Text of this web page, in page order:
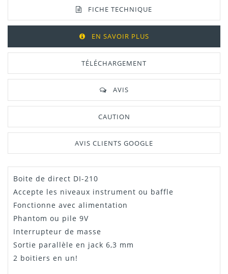
FICHE TECHNIQUE
EN SAVOIR PLUS
TÉLÉCHARGEMENT
AVIS
CAUTION
AVIS CLIENTS GOOGLE
Manuel /
Notice
Télécharger Dans L'onglet
"Télécharger"
Boite de direct DI-210
Accepte les niveaux instrument ou baffle
Fonctionne avec alimentation
Phantom ou pile 9V
Interrupteur de masse
Sortie parallèle en jack 6,3 mm
2 boitiers en un!